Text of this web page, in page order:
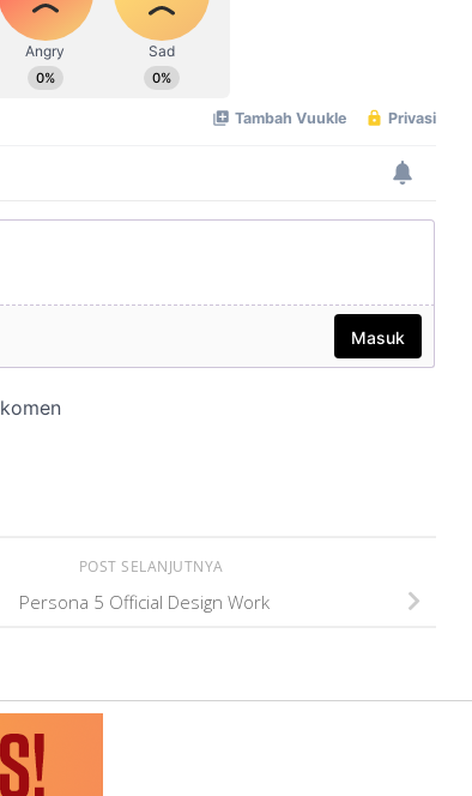
POST SELANJUTNYA
Persona 5 Official Design Work